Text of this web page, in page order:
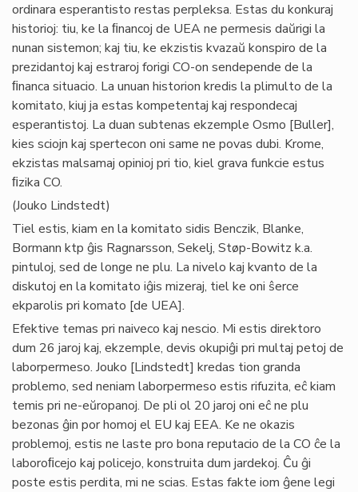
ordinara esperantisto restas perpleksa. Estas du konkuraj
historioj: tiu, ke la ﬁnancoj de UEA ne permesis daŭrigi la
nunan sistemon; kaj tiu, ke ekzistis kvazaŭ konspiro de la
prezidantoj kaj estraroj forigi CO-on sendepende de la
ﬁnanca situacio. La unuan historion kredis la plimulto de la
komitato, kiuj ja estas kompetentaj kaj respondecaj
esperantistoj. La duan subtenas ekzemple Osmo [Buller],
kies sciojn kaj spertecon oni same ne povas dubi. Krome,
ekzistas malsamaj opinioj pri tio, kiel grava funkcie estus
ﬁzika CO.
(Jouko Lindstedt)
Tiel estis, kiam en la komitato sidis Benczik, Blanke,
Bormann ktp ĝis Ragnarsson, Sekelj, Støp-Bowitz k.a.
pintuloj, sed de longe ne plu. La nivelo kaj kvanto de la
diskutoj en la komitato iĝis mizeraj, tiel ke oni ŝerce
ekparolis pri komato [de UEA].
Efektive temas pri naiveco kaj nescio. Mi estis direktoro
dum 26 jaroj kaj, ekzemple, devis okupiĝi pri multaj petoj de
laborpermeso. Jouko [Lindstedt] kredas tion granda
problemo, sed neniam laborpermeso estis rifuzita, eĉ kiam
temis pri ne-eŭropanoj. De pli ol 20 jaroj oni eĉ ne plu
bezonas ĝin por homoj el EU kaj EEA. Ke ne okazis
problemoj, estis ne laste pro bona reputacio de la CO ĉe la
laboroﬁcejo kaj policejo, konstruita dum jardekoj. Ĉu ĝi
poste estis perdita, mi ne scias. Estas fakte iom ĝene legi